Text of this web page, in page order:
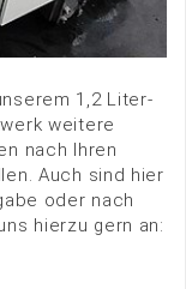
1,2 Liter-
weitere
nach Ihren
Auch sind hier
oder nach
hierzu gern an: